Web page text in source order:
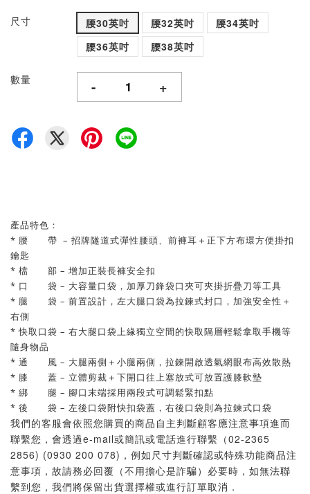
尺寸 腰30英吋 腰32英吋
腰34英吋
腰36英吋
腰38英吋
數量 - +
產品特色：
* 腰 帶 – 招牌隧道式彈性腰頭、前褲耳＋正下方布環方便掛扣
鑰匙
* 檔 部 – 增加正裝長褲安全扣
* 口 袋 – 大容量口袋，加厚刀鋒袋口夾可夾掛折疊刀等工具
* 腿 袋 – 前置設計，左大腿口袋為拉鍊式封口，加強安全性＋
右側
* 快取口袋 – 右大腿口袋上緣獨立空間的快取隔層輕鬆拿取手機等
隨身物品
* 通 風 – 大腿兩側＋小腿兩側，拉鍊開啟透氣網眼布高效散熱
* 膝 蓋 – 立體剪裁＋ 下開口往上塞放式可放置護膝軟墊
* 綁 腿 – 腳口末端採用兩段式可調鬆緊扣點
* 後 袋 – 左後口袋附快扣袋蓋，右後口袋則為拉鍊式口袋
我們的客服會依照您購買的商品自主判斷顧客應注意事項進而
聯繫您，會透過e-mail或簡訊或電話進行聯繫（02-2365
2856) (0930 200 078)，例如尺寸判斷確認或特殊功能商品注
意事項，故請務必回覆（不用擔心是詐騙）必要時，如無法聯
繫到您，我們將保留出貨選擇權或進行訂單取消．